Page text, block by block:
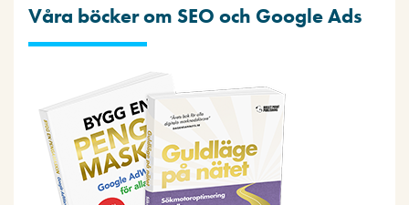
Våra böcker om SEO och Google Ads